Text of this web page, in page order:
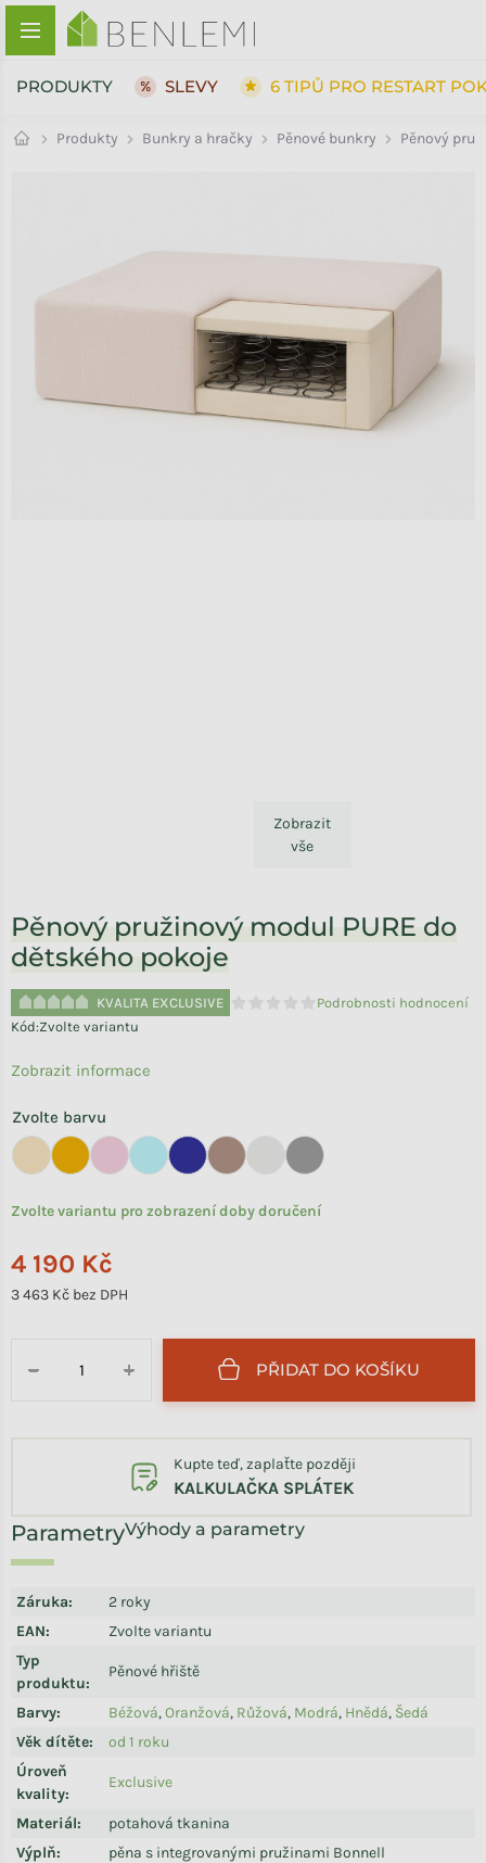
Přejít na obsah
PRODUKTY SLEVY 6 TIPŮ PRO RESTART
Produkty Bunkry a hračky Pěnové bunkry Pěnový
Zobrazit
vše
Pěnový pružinový modul PURE do
dětského pokoje
KVALITA EXCLUSIVE
Průměrné hodnocení produktu
Podrobnosti hodnocení
Kód:Zvolte variantu
4 190 Kč
3 463 Kč bez DPH
Zvolte variantu pro zobrazení doby doručení
Zvolte barvu
+
− PŘIDAT DO KOŠÍKU
Výhody a parametry
Záruka:
2 roky
EAN:
Zvolte variantu
Typ
produktu:
Pěnové hřiště
Barvy: Béžová,Oranžová, Růžová, Modrá, Hnědá, Šedá
Věk dítěte:
od 1 roku
Úroveň
kvality:
Exclusive
Materiál:
potahová tkanina
Výplň:
pěna s integrovanými pružinami Bonnell
Kupte teď, zaplaťte později
KALKULAČKA SPLÁTEK
Zobrazit informace